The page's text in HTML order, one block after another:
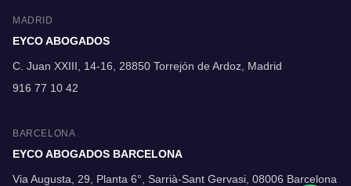
MADRID
EYCO ABOGADOS
C. Juan XXIII, 14-16, 28850 Torrejón de Ardoz, Madrid
916 77 10 42
BARCELONA
EYCO ABOGADOS BARCELONA
Via Augusta, 29, Planta 6°, Sarrià-Sant Gervasi, 08006 Barcelona